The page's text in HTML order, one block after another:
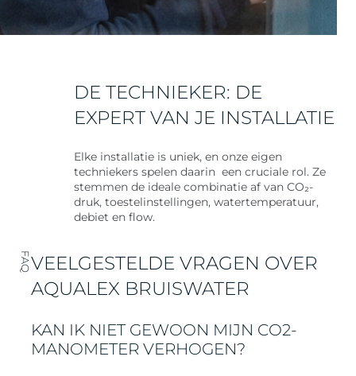
DE TECHNIEKER: DE
EXPERT VAN JE INSTALLATIE
Elke installatie is uniek, en onze eigen
techniekers spelen daarin een cruciale rol. Ze
stemmen de ideale combinatie af van CO₂-
druk, toestelinstellingen, watertemperatuur,
debiet en flow.
FAQVEELGESTELDE VRAGEN OVER
AQUALEX BRUISWATER
KAN IK NIET GEWOON MIJN CO2-
MANOMETER VERHOGEN?